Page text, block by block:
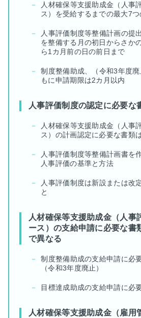
人材確保等支援助成金（人事
ス）を受給するまでの最大7
人事評価制度等整備計画の提
を整備する月の初日からさか
ら1カ月前の日の前日まで
制度整備助成、（令和3年度
もに申請期限は2カ月以内
人事評価制度の認定に必要な
人材確保等支援助成金（人事
ス）の計画認定に必要な書類
人事評価制度等整備計画書を
人事評価の基準と方法
人事評価制度は新設または改
と
人材確保等支援助成金（人事
ース）の支給申請に必要な書
で異なる
制度整備助成の支給申請に必
（令和3年度廃止）
目標達成助成の支給申請に必
人材確保等支援助成金（雇用